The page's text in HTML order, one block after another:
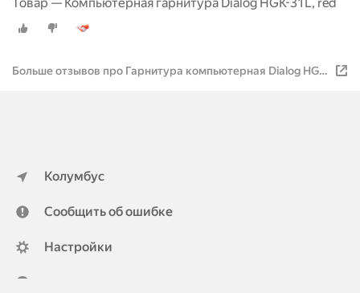
Больше отзывов про Гарнитура компьютерная Dialog HGK-
Колумбус
Сообщить об ошибке
Настройки